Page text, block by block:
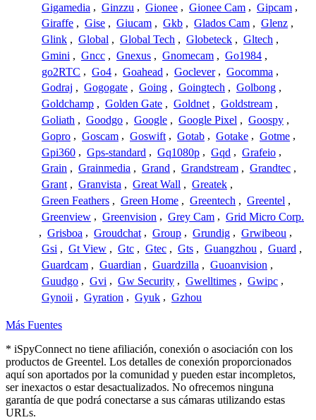
Gigamedia , Ginzzu , Gionee , Gionee Cam , Gipcam ,
Giraffe , Gise , Giucam , Gkb , Glados Cam , Glenz ,
Glink , Global , Global Tech , Globeteck , Gltech ,
Gmini , Gncc , Gnexus , Gnomecam , Go1984 ,
go2RTC , Go4 , Goahead , Goclever , Gocomma ,
Godraj , Gogogate , Going , Goingtech , Golbong ,
Goldchamp , Golden Gate , Goldnet , Goldstream ,
Goliath , Goodgo , Google , Google Pixel , Goospy ,
Gopro , Goscam , Goswift , Gotab , Gotake , Gotme ,
Gpi360 , Gps-standard , Gq1080p , Gqd , Grafeio ,
Grain , Grainmedia , Grand , Grandstream , Grandtec ,
Grant , Granvista , Great Wall , Greatek ,
Green Feathers , Green Home , Greentech , Greentel ,
Greenview , Greenvision , Grey Cam , Grid Micro Corp.
, Grisboa , Groudchat , Group , Grundig , Grwibeou ,
Gsi , Gt View , Gtc , Gtec , Gts , Guangzhou , Guard ,
Guardcam , Guardian , Guardzilla , Guoanvision ,
Guudgo , Gvi , Gw Security , Gwelltimes , Gwipc ,
Gynoii , Gyration , Gyuk , Gzhou
Más Fuentes
* iSpyConnect no tiene afiliación, conexión o asociación con los
productos de Greentel. Los detalles de conexión proporcionados
aquí son aportados por la comunidad y pueden estar incompletos,
ser inexactos o estar desactualizados. No ofrecemos ninguna
garantía de que podrá conectarse a sus cámaras utilizando estas
URLs.